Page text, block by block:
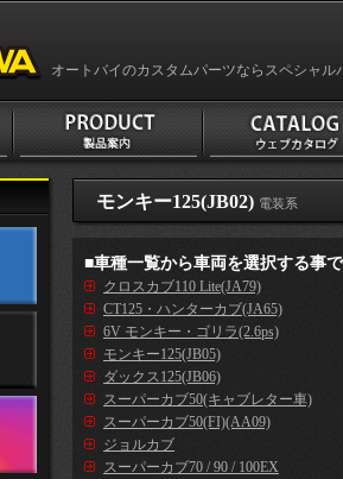
オートバイのカスタムパーツならスペシャル
モンキー125(JB02) 電装系
■車種一覧から車両を選択する事
クロスカブ110 Lite(JA79)
CT125・ハンターカブ(JA65)
6V モンキー・ゴリラ(2.6ps)
モンキー125(JB05)
ダックス125(JB06)
スーパーカブ50(キャブレター車)
スーパーカブ50(FI)(AA09)
ジョルカブ
スーパーカブ70 / 90 / 100EX